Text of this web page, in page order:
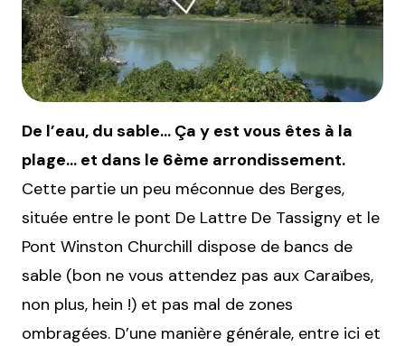
De l’eau, du sable… Ça y est vous êtes à la
plage… et dans le 6ème arrondissement.
Cette partie un peu méconnue des Berges,
située entre le pont De Lattre De Tassigny et le
Pont Winston Churchill dispose de bancs de
sable (bon ne vous attendez pas aux Caraïbes,
non plus, hein !) et pas mal de zones
ombragées. D’une manière générale, entre ici et